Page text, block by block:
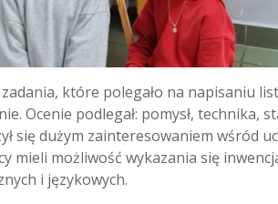
które polegało na napisaniu
Ocenie podlegał: pomysł, technika,
się dużym zainteresowaniem wśród
mieli możliwość wykazania się
i językowych.